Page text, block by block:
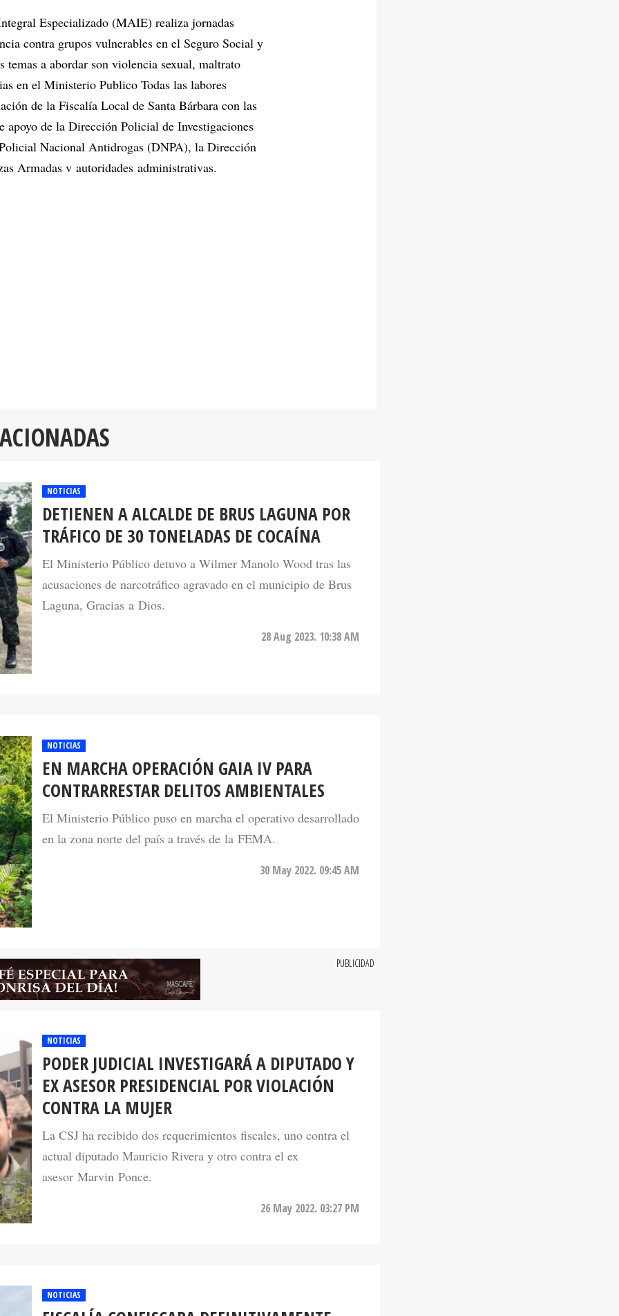
Especializado (MAIE) realiza jornadas
contra grupos vulnerables en el Seguro Social y
a abordar son violencia sexual, maltrato
en el Ministerio Publico Todas las labores
de la Fiscalía Local de Santa Bárbara con las
apoyo de la Dirección Policial de Investigaciones
Nacional Antidrogas (DNPA), la Dirección
Armadas v autoridades administrativas.
NOTICIAS
DETIENEN A ALCALDE DE BRUS LAGUNA POR
TRÁFICO DE 30 TONELADAS DE COCAÍNA
El Ministerio Público detuvo a Wilmer Manolo Wood tras las
acusaciones de narcotráfico agravado en el municipio de Brus
Laguna, Gracias a Dios.
28 Aug 2023. 10:38 AM
NOTICIAS
EN MARCHA OPERACIÓN GAIA IV PARA
CONTRARRESTAR DELITOS AMBIENTALES
El Ministerio Público puso en marcha el operativo desarrollado
en la zona norte del país a través de la FEMA.
30 May 2022. 09:45 AM
PODER JUDICIAL INVESTIGARÁ A DIPUTADO Y
EX ASESOR PRESIDENCIAL POR VIOLACIÓN
CONTRA LA MUJER
La CSJ ha recibido dos requerimientos fiscales, uno contra el
actual diputado Mauricio Rivera y otro contra el ex
asesor Marvin Ponce.
FISCALÍA CONFISCARA DEFINITIVAMENTE